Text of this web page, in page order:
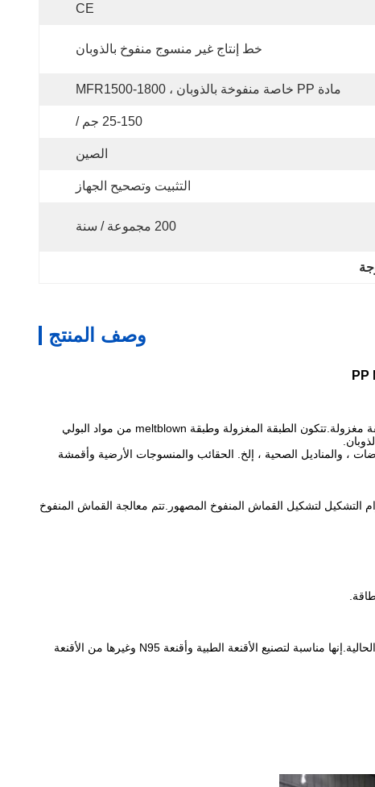
CE
خط إنتاج غير منسوج منفوخ بالذوبان
مادة PP خاصة منفوخة بالذوبان ، MFR1500-1800
25-150 جم /
الصين
التثبيت وتصحيح الجهاز
200 مجموعة / سنة
وصف المنتج
(1) القماش المنفوخ الذائب هو المادة الأساسية للأقنعة.تتكون الأقنعة الطبية والأقنعة N95 من ثلاث طبقات ، وهي طبقة مغزولة وطبقة ملتوية وطبقة مغزولة.تتكون الطبقة المغزولة وطبقة meltblown من مواد البولي
، والمناديل الصحية ، إلخ. الحقائب والمنسوجات الأرضية وأقمشة
التشكيل لتشكيل القماش المنفوخ المصهور.تتم معالجة القماش المنفوخ
(8) باستخدام آلتنا وعملية الإنتاج الحصرية لدينا ، يمكننا تصنيع القماش المنفوخ بالذوبان بدرجة ترشيح أعلى من 95. يتوافق تمامًا مع المعايير الدولية الحالية.إنها مناسبة لتصنيع الأقنعة الطبية وأقنعة N95 وغيرها من الأقنعة